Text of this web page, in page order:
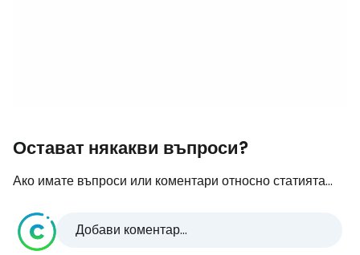
Остават някакви въпроси?
Ако имате въпроси или коментари относно статията...
Добави коментар...